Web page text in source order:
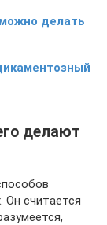
делать
делают
Он считается